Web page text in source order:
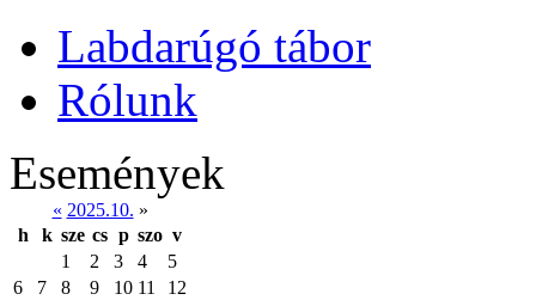
Labdarúgó tábor
Rólunk
Események
« 2025.10. »
h
k sze cs p szo v
1
2 3 4
5
6
7 8 9 10 11
12